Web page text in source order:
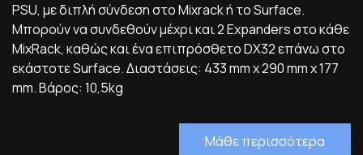
PSU, με διπλή σύνδεση στο Mixrack ή το Surface.
Μπορούν να συνδεθούν μέχρι και 2 Expanders στο κάθε
MixRack, καθώς και ένα επιπρόσθετο DX32 επάνω στο
εκάστοτε Surface. Διαστάσεις: 433 mm x 290 mm x 177
mm. Βάρος: 10,5kg
Μάθε περισσότερα